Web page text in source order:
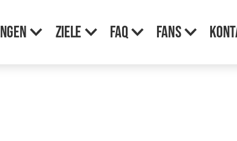
Zie­le FAQ Fans